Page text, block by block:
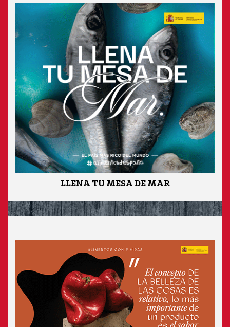
LLENA TU MESA DE MAR